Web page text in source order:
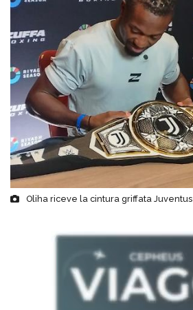
Oliha riceve la cintura griffata Juventus